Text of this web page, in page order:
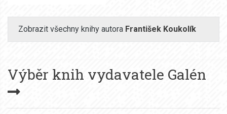
Zobrazit všechny knihy autora František Koukolík
Výběr knih vydavatele Galén